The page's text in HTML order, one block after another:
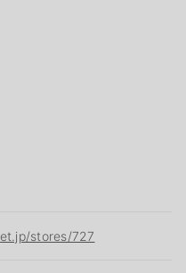
stores/727